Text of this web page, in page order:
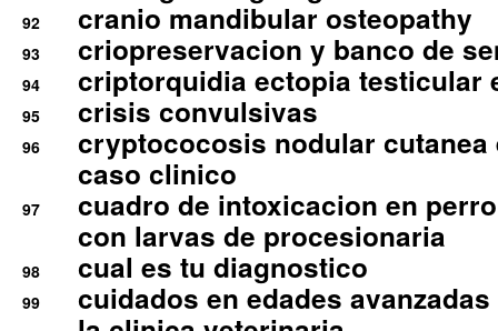
92 cranio mandibular osteopathy
93 criopreservacion y banco de
94 criptorquidia ectopia testicular
95 crisis convulsivas
96
cryptococosis nodular cutanea
caso clinico
97
cuadro de intoxicacion en
con larvas de procesionaria
98 cual es tu diagnostico
99
cuidados en edades